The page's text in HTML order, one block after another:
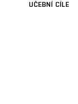
UČEBNÍ CÍLE